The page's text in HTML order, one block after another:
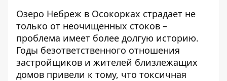
Озеро Небреж в Осокорках страдает не
только от неочищенных стоков –
проблема имеет более долгую историю.
Годы безответственного отношения
застройщиков и жителей близлежащих
домов привели к тому, что токсичная